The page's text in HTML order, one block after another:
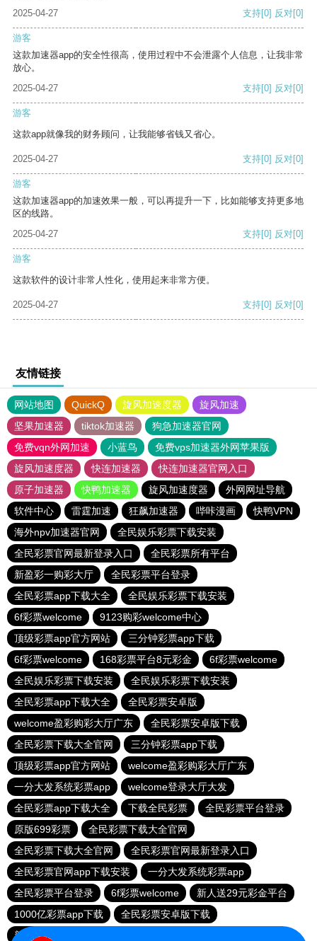
2025-04-27
支持[0] 反对[0]
游客
这款加速器app的安全性很高，使用过程中不会泄露个人信息，让我非常
放心。
2025-04-27
支持[0] 反对[0]
游客
这款app就像我的财务顾问，让我能够省钱又省心。
2025-04-27 支持[0] 反对[0]
游客
这款加速器app的加速效果一般，可以再提升一下，比如能够支持更多地
区的线路。
2025-04-27
支持[0] 反对[0]
游客
这款软件的设计非常人性化，使用起来非常方便。
2025-04-27 支持[0] 反对[0]
友情链接
网站地图 QuickQ 旋风加速度器
旋风加速
坚果加速器
tiktok加速器
狗急加速器官网
免费vqn外网加速
小蓝鸟
免费vps加速器外网苹果版
旋风加速度器
快连加速器
快连加速器官网入口
原子加速器
快鸭加速器 旋风加速度器
外网网址导航
软件中心
雷霆加速 狂飙加速器 哔咔漫画
快鸭VPN
海外npv加速器官网
全民娱乐彩票下载安装
全民彩票官网最新登录入口
全民彩票所有平台
新盈彩一购彩大厅
全民彩票平台登录
全民彩票app下载大全
全民娱乐彩票下载安装
6f彩票welcome
9123购彩welcome中心
顶级彩票app官方网站
三分钟彩票app下载
6f彩票welcome
168彩票平台8元彩金
6f彩票welcome
全民娱乐彩票下载安装
全民娱乐彩票下载安装
全民彩票app下载大全
全民彩票安卓版
welcome盈彩购彩大厅广东
全民彩票安卓版下载
全民彩票下载大全官网
三分钟彩票app下载
顶级彩票app官方网站
welcome盈彩购彩大厅广东
一分大发系统彩票app
welcome登录大厅大发
全民彩票app下载大全
下载全民彩票
全民彩票平台登录
原版699彩票
全民彩票下载大全官网
全民彩票下载大全官网
全民彩票官网最新登录入口
全民彩票官网app下载安装
一分大发系统彩票app
全民彩票平台登录
6f彩票welcome
新人送29元彩金平台
1000亿彩票app下载
全民彩票安卓版下载
新人送29元彩金平台